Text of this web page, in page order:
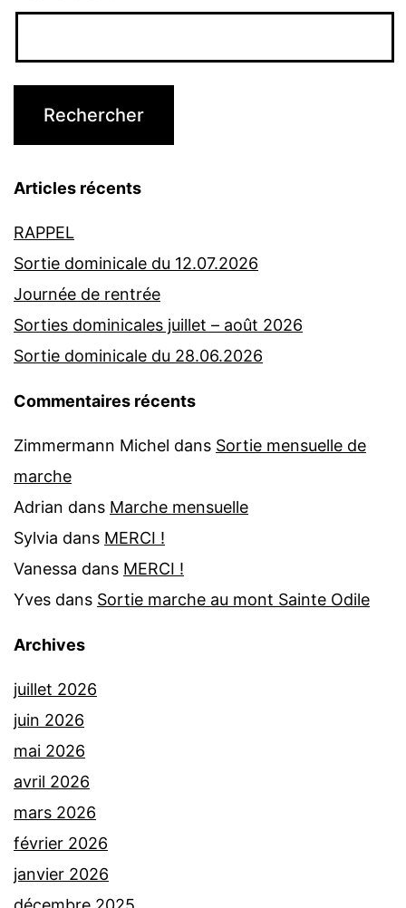
Articles récents
RAPPEL
Sortie dominicale du 12.07.2026
Journée de rentrée
Sorties dominicales juillet – août 2026
Sortie dominicale du 28.06.2026
Commentaires récents
Zimmermann Michel dans Sortie mensuelle de
marche
Adrian dans Marche mensuelle
Sylvia dans MERCI !
Vanessa dans MERCI !
Yves dans Sortie marche au mont Sainte Odile
Archives
juillet 2026
juin 2026
mai 2026
avril 2026
mars 2026
février 2026
janvier 2026